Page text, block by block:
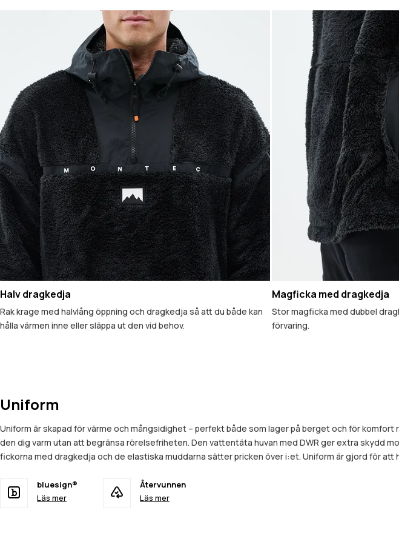
Halv dragkedja
Rak krage med halvlång öppning och dragkedja så att du både kan
hålla värmen inne eller släppa ut den vid behov.
Magficka med dragkedja
Stor magficka med dubbel
förvaring.
Uniform
Uniform är skapad för värme och mångsidighet – perfekt både som lager på berget och för
den dig varm utan att begränsa rörelsefriheten. Den vattentäta huvan med DWR ger extra skydd
fickorna med dragkedja och de elastiska muddarna sätter pricken över i:et. Uniform är gjord för
bluesign®
Läs mer
Återvunnen
Läs mer